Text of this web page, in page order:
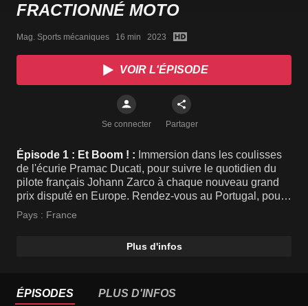
FRACTIONNÉ MOTO
Mag. Sports mécaniques   16 min   2023
VOIR L'ÉPISODE
Se connecter Partager
Épisode 1 : Et Boom ! : Immersion dans les coulisses
de l'écurie Pramac Ducati, pour suivre le quotidien du
pilote français Johann Zarco à chaque nouveau grand
prix disputé en Europe. Rendez-vous au Portugal, pour
la première course de la saison.
Pays : France
Plus d'infos
ÉPISODES PLUS D'INFOS